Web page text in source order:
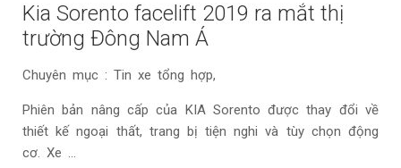
Kia Sorento facelift 2019 ra mắt thị
trường Đông Nam Á
Chuyên mục : Tin xe tổng hợp,
Phiên bản nâng cấp của KIA Sorento được thay đổi về
thiết kế ngoại thất, trang bị tiện nghi và tùy chọn động
cơ. Xe ...